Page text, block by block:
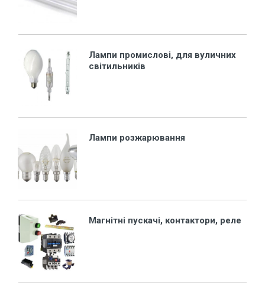
Лампи промислові, для вуличних
світильників
Лампи розжарювання
Магнітні пускачі, контактори, реле